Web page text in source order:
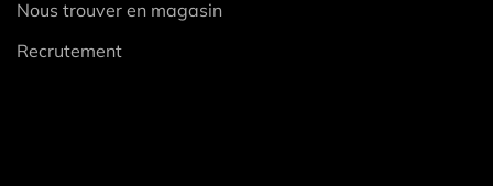
Nous trouver en magasin
Recrutement